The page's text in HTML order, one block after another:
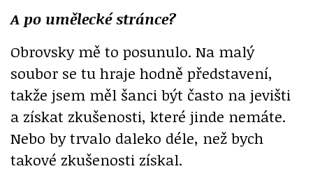
A po umělecké stránce?
Obrovsky mě to posunulo. Na malý
soubor se tu hraje hodně představení,
takže jsem měl šanci být často na jevišti
a získat zkušenosti, které jinde nemáte.
Nebo by trvalo daleko déle, než bych
takové zkušenosti získal.